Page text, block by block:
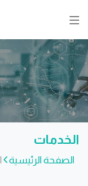
الخدمات
الصفحة الرئيسية